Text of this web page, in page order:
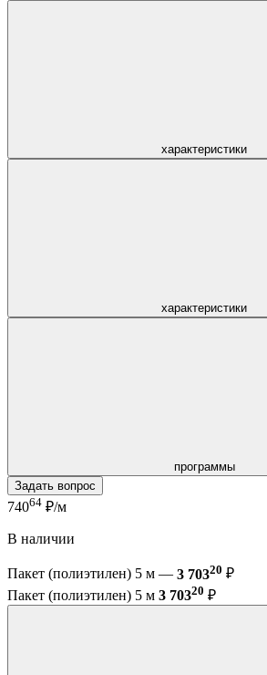
характеристики
характеристики
программы
Задать вопрос
74064 ₽/м
В наличии
Пакет (полиэтилен) 5 м — 3 70320 ₽
Пакет (полиэтилен) 5 м 3 70320 ₽